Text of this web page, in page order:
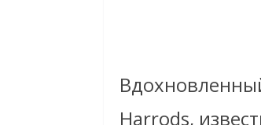
Harrods,